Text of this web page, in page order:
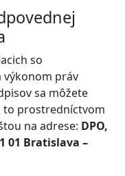
so
výkonom práv
sa môžete
to prostredníctvom
na adrese: DPO,
01 Bratislava –